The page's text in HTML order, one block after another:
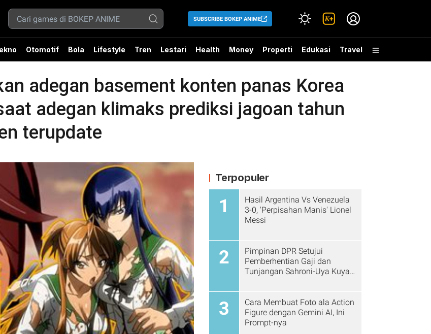
SUBSCRIBE BOKEP ANIME
Otomotif Bola Lifestyle Tren Lestari Health Money Properti Edukasi Travel
adegan basement konten panas Korea
adegan klimaks prediksi jagoan tahun
terupdate
Terpopuler
1
Hasil Argentina Vs Venezuela
3-0, 'Perpisahan Manis' Lionel
Messi
2
Pimpinan DPR Setujui
Pemberhentian Gaji dan
Tunjangan Sahroni-Uya Kuya
3
Cara Membuat Foto ala Action
Figure dengan Gemini AI, Ini
Prompt-nya